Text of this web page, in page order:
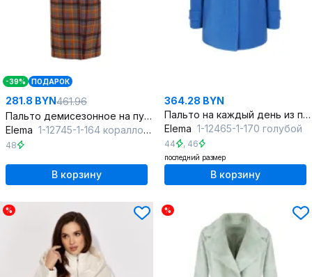
-39% ПОДАРОК
281.8 BYN461.96
Пальто демисезонное на пуговицах из шерсти и пальтовой ткани
Elema 1-12745-1-164 коралловая_клетка
48
В корзину
364.28 BYN
Пальто на каждый день из пальтовой ткани, голубое, однобортное
Elema 1-12465-1-170 голубой
44 , 46
последний размер
В корзину
% %